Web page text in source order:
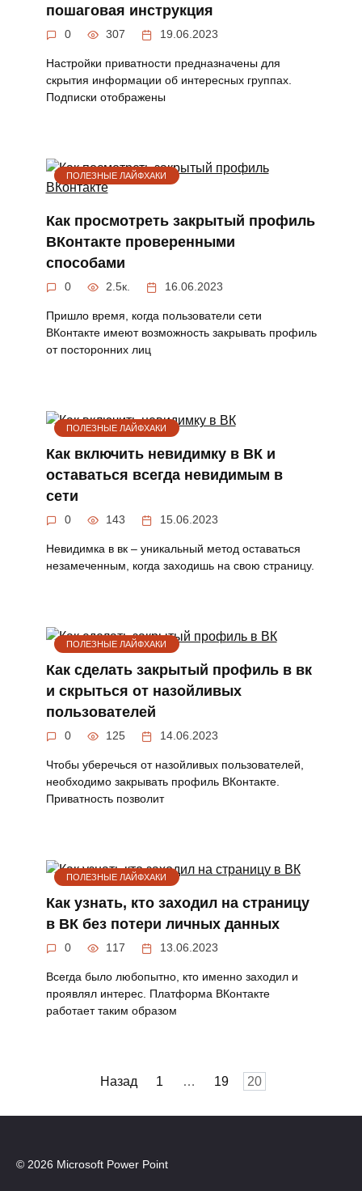
пошаговая инструкция
0 307 19.06.2023
Настройки приватности предназначены для
скрытия информации об интересных группах.
Подписки отображены
ПОЛЕЗНЫЕ ЛАЙФХАКИ
Как просмотреть закрытый профиль
ВКонтакте проверенными
способами
0 2.5к. 16.06.2023
Пришло время, когда пользователи сети
ВКонтакте имеют возможность закрывать профиль
от посторонних лиц
ПОЛЕЗНЫЕ ЛАЙФХАКИ
Как включить невидимку в ВК и
оставаться всегда невидимым в
сети
0 143 15.06.2023
Невидимка в вк – уникальный метод оставаться
незамеченным, когда заходишь на свою страницу.
ПОЛЕЗНЫЕ ЛАЙФХАКИ
Как сделать закрытый профиль в вк
и скрыться от назойливых
пользователей
0 125 14.06.2023
Чтобы уберечься от назойливых пользователей,
необходимо закрывать профиль ВКонтакте.
Приватность позволит
ПОЛЕЗНЫЕ ЛАЙФХАКИ
Как узнать, кто заходил на страницу
в ВК без потери личных данных
0 117 13.06.2023
Всегда было любопытно, кто именно заходил и
проявлял интерес. Платформа ВКонтакте
работает таким образом
Назад 1 … 19 20
© 2026 Microsoft Power Point